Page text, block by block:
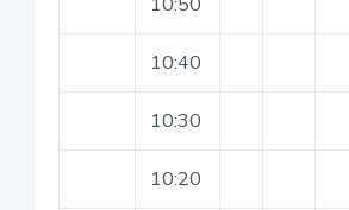
10:40
10:30
10:20